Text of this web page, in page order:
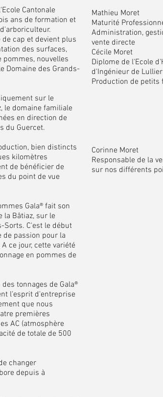
Cantonale
ans de formation et
de cap et devient plus
des surfaces,
pommes, nouvelles
Domaine des Grands-
sur le
le domaine familiale
en direction de
du Guercet.
bien distincts
kilomètres
de bénéficier de
du point de vue
Gala® fait son
la Bâtiaz, sur le
Sorts. C'est le début
de passion pour la
ce jour, cette variété
en pommes de
tonnages de Gala®
l'esprit d'entreprise
que nous
premières
AC (atmosphère
de totale de 500
changer
depuis à
Mathieu Moret
Maturité
Administration,
vente directe
Cécile Moret
Diplome de l'Ecole
d'Ingénieur de Lullier
Production de
Corinne Moret
Responsable de la
sur nos différents